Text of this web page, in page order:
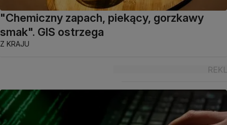
"Chemiczny zapach, piekący, gorzkawy
smak". GIS ostrzega
Z KRAJU